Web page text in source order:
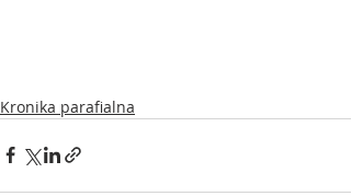
Kronika parafialna